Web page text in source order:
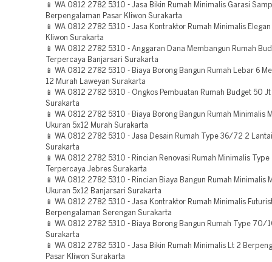
📱 WA 0812 2782 5310 - Jasa Bikin Rumah Minimalis Garasi
Berpengalaman Pasar Kliwon Surakarta
📱 WA 0812 2782 5310 - Jasa Kontraktor Rumah Minimalis
Kliwon Surakarta
📱 WA 0812 2782 5310 - Anggaran Dana Membangun Rumah
Terpercaya Banjarsari Surakarta
📱 WA 0812 2782 5310 - Biaya Borong Bangun Rumah Lebar 6
12 Murah Laweyan Surakarta
📱 WA 0812 2782 5310 - Ongkos Pembuatan Rumah Budget 50
Surakarta
📱 WA 0812 2782 5310 - Biaya Borong Bangun Rumah Minimalis
Ukuran 5x12 Murah Surakarta
📱 WA 0812 2782 5310 - Jasa Desain Rumah Type 36/72 2
Surakarta
📱 WA 0812 2782 5310 - Rincian Renovasi Rumah Minimalis Type
Terpercaya Jebres Surakarta
📱 WA 0812 2782 5310 - Rincian Biaya Bangun Rumah Minimalis
Ukuran 5x12 Banjarsari Surakarta
📱 WA 0812 2782 5310 - Jasa Kontraktor Rumah Minimalis
Berpengalaman Serengan Surakarta
📱 WA 0812 2782 5310 - Biaya Borong Bangun Rumah Type 70/
Surakarta
📱 WA 0812 2782 5310 - Jasa Bikin Rumah Minimalis Lt 2
Pasar Kliwon Surakarta